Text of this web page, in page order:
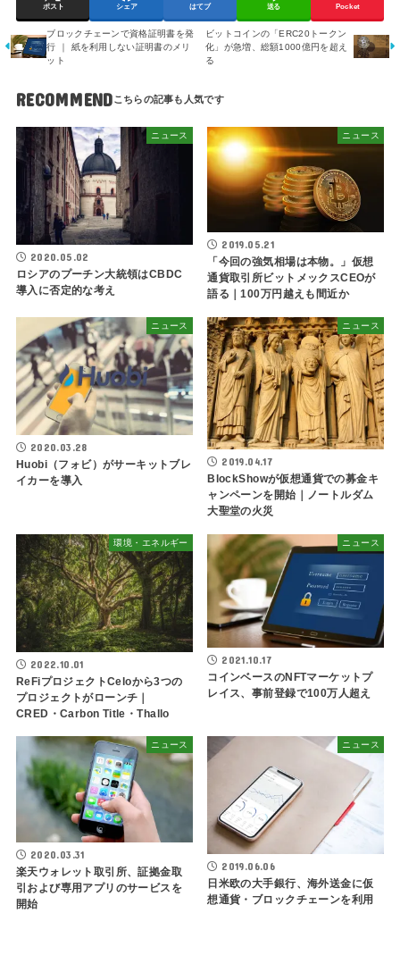
ポスト シェア はてブ 送る Pocket
ブロックチェーンで資格証明書を発
行 ｜ 紙を利用しない証明書のメリ
ット
ビットコインの「ERC20トークン
化」が急増、総額1000億円を超え
る
RECOMMEND
ニュース
2020.05.02
ロシアのプーチン大統領はCBDC
導入に否定的な考え
ニュース
2019.05.21
「今回の強気相場は本物。」仮想
通貨取引所ビットメックスCEOが
語る｜100万円越えも間近か
ニュース
2020.03.28
Huobi（フォビ）がサーキットブレ
イカーを導入
ニュース
2019.04.17
BlockShowが仮想通貨での募金キ
ャンペーンを開始｜ノートルダム
大聖堂の火災
環境・エネルギー
2022.10.01
ReFiプロジェクトCeloから3つの
プロジェクトがローンチ｜
CRED・Carbon Title・Thallo
ニュース
2021.10.17
コインベースのNFTマーケットプ
レイス、事前登録で100万人超え
ニュース
2020.03.31
楽天ウォレット取引所、証拠金取
引および専用アプリのサービスを
開始
ニュース
2019.06.06
日米欧の大手銀行、海外送金に仮
想通貨・ブロックチェーンを利用